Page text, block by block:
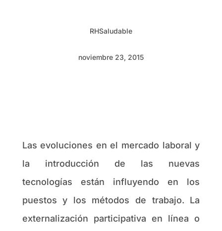
RHSaludable
noviembre 23, 2015
Las evoluciones en el mercado laboral y
la introducción de las nuevas
tecnologías están influyendo en los
puestos y los métodos de trabajo. La
externalización participativa en línea o